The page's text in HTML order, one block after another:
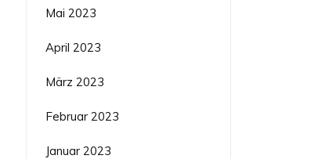
Mai 2023
April 2023
März 2023
Februar 2023
Januar 2023